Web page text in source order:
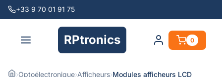
+33 9 70 01 91 75
RPtronics 0
›Optoélectronique›Afficheurs›Modules afficheurs LCD